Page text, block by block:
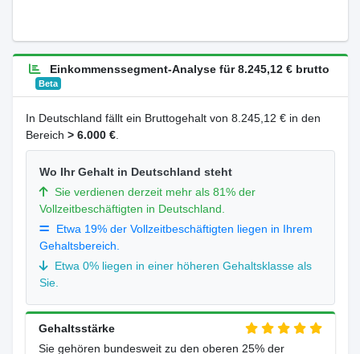
Einkommenssegment-Analyse für 8.245,12 € brutto
Beta
In Deutschland fällt ein Bruttogehalt von 8.245,12 € in den
Bereich > 6.000 €.
Wo Ihr Gehalt in Deutschland steht
Sie verdienen derzeit mehr als 81% der
Vollzeitbeschäftigten in Deutschland.
Etwa 19% der Vollzeitbeschäftigten liegen in Ihrem
Gehaltsbereich.
Etwa 0% liegen in einer höheren Gehaltsklasse als
Sie.
Gehaltsstärke
Sie gehören bundesweit zu den oberen 25% der